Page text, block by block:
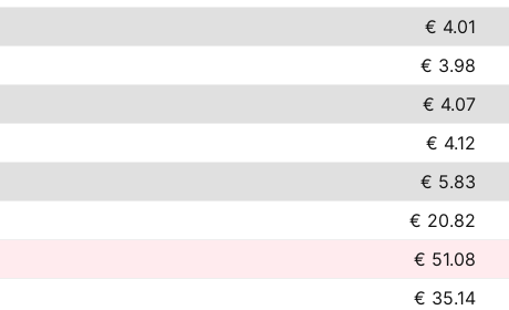
€ 4.01
€ 3.98
€ 4.07
€ 4.12
€ 5.83
€ 20.82
€ 51.08
€ 35.14